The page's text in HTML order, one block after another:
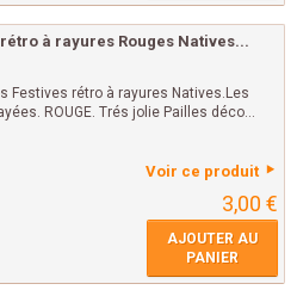
à rayures Rouges Natives...
Festives rétro à rayures Natives.Les
ROUGE. Trés jolie Pailles déco...
Voir ce produit
3,00 €
AJOUTER AU
PANIER